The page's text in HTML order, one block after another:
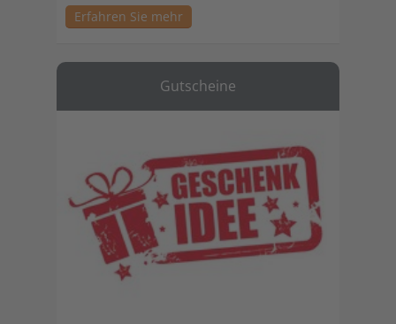
Erfahren Sie mehr
Gutscheine